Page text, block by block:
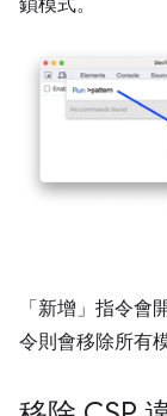
鎖模式。
「新增」 指令會
令則會移除所有